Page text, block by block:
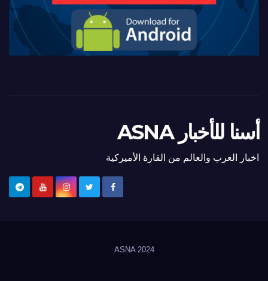
أسنا للأخبار ASNA
اخبار العرب والعالم من القارة الأميركية
ASNA 2024